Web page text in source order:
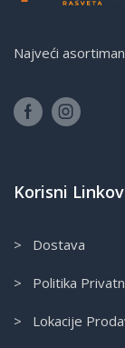
Najveći
Korisni
> Dostava
> Politika
> Lokacije